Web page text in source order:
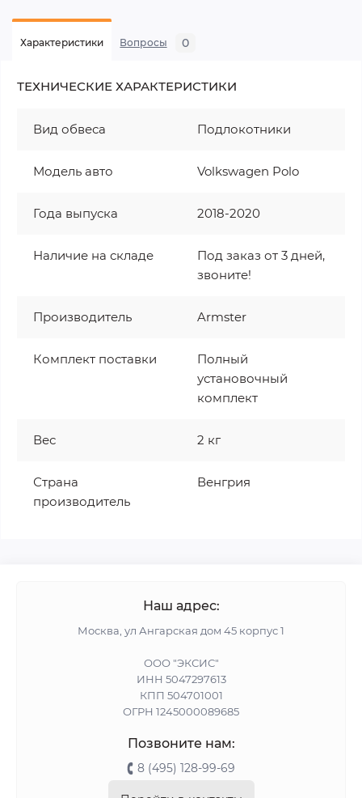
Характеристики Вопросы 0
ТЕХНИЧЕСКИЕ ХАРАКТЕРИСТИКИ
Вид обвеса Подлокотники
Модель авто Volkswagen Polo
Года выпуска 2018-2020
Наличие на складе
Под заказ от 3 дней,
звоните!
Производитель Armster
Комплект поставки
Полный
установочный
комплект
Вес 2 кг
Страна
производитель
Венгрия
Наш адрес:
Москва, ул Ангарская дом 45 корпус 1
ООО "ЭКСИС"
ИНН 5047297613
КПП 504701001
ОГРН 1245000089685
Позвоните нам:
8 (495) 128-99-69